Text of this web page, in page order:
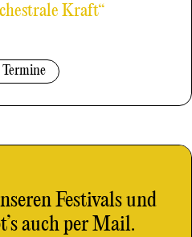
Kraft“
Festivals und
auch per Mail.